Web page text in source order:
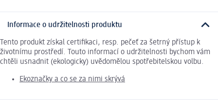
Informace o udržitelnosti produktu
Tento produkt získal certifikaci, resp. pečeť za šetrný přístup k
životnímu prostředí. Touto informací o udržitelnosti bychom vám
chtěli usnadnit (ekologicky) uvědomělou spotřebitelskou volbu.
Ekoznačky a co se za nimi skrývá